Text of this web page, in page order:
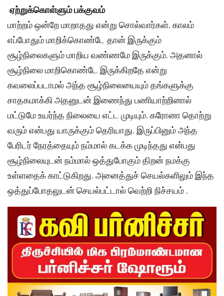
ஏற்றுக்கொள்ளும் பக்குவம்
மாற்றம் ஒன்றே மாறாதது என்று சொல்வார்கள். காலம்
எப்போதும் மாறிக்கொண்டே தான் இருக்கும்
சூழ்நிலைகளும் மாறிய வண்ணமே இருக்கும். அதனால்
சூழ்நிலை மாறிகொண்டே இருக்கிறதே என்று
கவலைப்படாமல் அந்த சூழ்நிலையையும் தங்களுக்கு
சாதகமாக்கி அதனுடன் இணைந்து பணியாற்றினால்
மட்டுமே உயர்ந்த நிலையை எட்ட முடியும். கரோனா தொற்று
வரும் என்பது யாருக்கும் தெரியாது. இருப்பினும் அந்த
பேரிடர் நேரத்தையும் நம்மால் கடக்க முடிந்தது என்பது
சூழ்நிலையுடன் நம்மால் ஒத்துபோகும் திறன் நமக்கு
உள்ளதைக் காட்டுகிறது. அனைத்துச் செயல்களிலும் இந்த
ஒத்துப்போதலுடன் செயல்பட்டால் வெற்றி நிச்சயம் .